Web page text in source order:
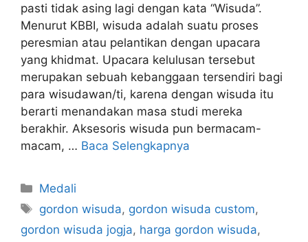
pasti tidak asing lagi dengan kata “Wisuda”.
Menurut KBBI, wisuda adalah suatu proses
peresmian atau pelantikan dengan upacara
yang khidmat. Upacara kelulusan tersebut
merupakan sebuah kebanggaan tersendiri bagi
para wisudawan/ti, karena dengan wisuda itu
berarti menandakan masa studi mereka
berakhir. Aksesoris wisuda pun bermacam-
macam, … Baca Selengkapnya
Kategori
Medali
Tag
gordon wisuda, gordon wisuda custom,
gordon wisuda jogja, harga gordon wisuda,